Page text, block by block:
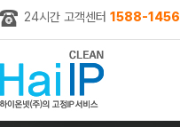
24시간 고객센터 1588-1456